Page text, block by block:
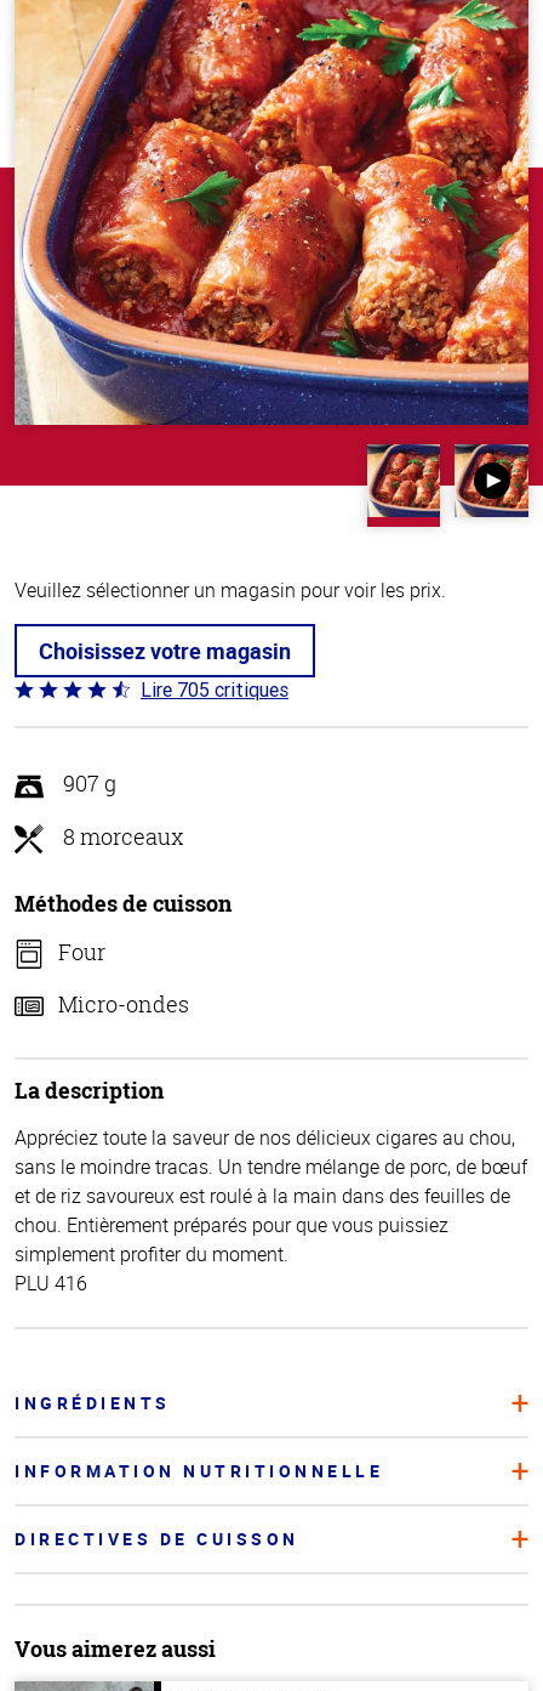
Veuillez sélectionner un magasin pour voir les prix.
Choisissez votre magasin
Coté
4.6 sur
Lire 705 critiques
907 g
8 morceaux
Méthodes de cuisson
Four
Micro-ondes
La description
Appréciez toute la saveur de nos délicieux cigares au chou,
sans le moindre tracas. Un tendre mélange de porc, de bœuf
et de riz savoureux est roulé à la main dans des feuilles de
chou. Entièrement préparés pour que vous puissiez
simplement profiter du moment.
PLU 416
INGRÉDIENTS
INFORMATION NUTRITIONNELLE
DIRECTIVES DE CUISSON
Vous aimerez aussi